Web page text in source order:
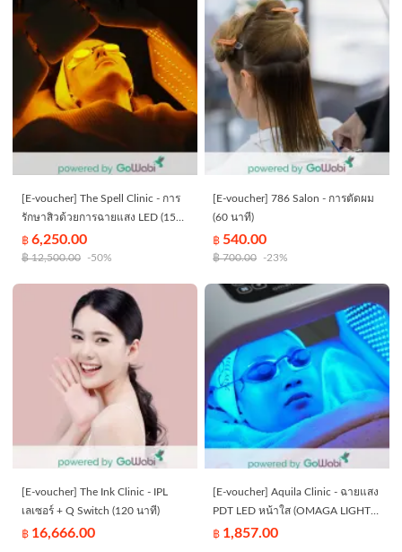
[E-voucher] The Spell Clinic - การ
รักษาสิวด้วยการฉายแสง LED (15
นาที)
฿ 6,250.00
฿12,500.00 -50%
[E-voucher] The Ink Clinic - IPL
เลเซอร์ + Q Switch (120 นาที)
฿ 16,666.00
[E-voucher] 786 Salon - การตัดผม
(60 นาที)
฿ 540.00
฿700.00 -23%
[E-voucher] Aquila Clinic - ฉายแสง
PDT LED หน้าใส (OMAGA LIGHT)
1 ครั้ง (40 นาที)
฿ 1,857.00